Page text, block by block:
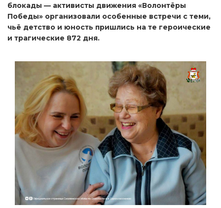
блокады — активисты движения «Волонтёры
Победы» организовали особенные встречи с теми,
чьё детство и юность пришлись на те героические
и трагические 872 дня.